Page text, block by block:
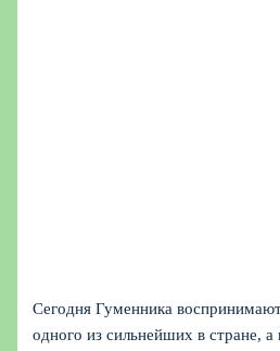
Сегодня Гуменника
одного из сильнейших в стране,